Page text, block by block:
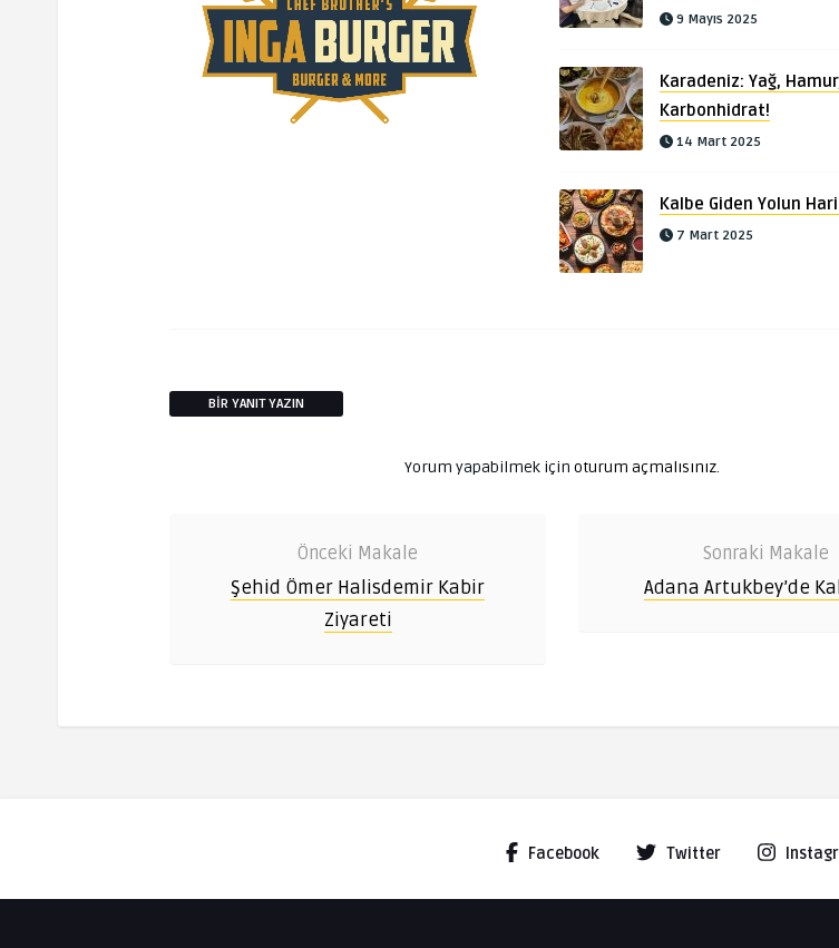
9 Mayıs 2025
Karadeniz: Yağ,
Karbonhidrat!
14 Mart 2025
Kalbe Giden Yolun
7 Mart 2025
BIR YANIT YAZIN
Yorum yapabilmek için oturum açmalısınız.
Önceki Makale
Şehid Ömer Halisdemir Kabir
Ziyareti
Sonraki Makale
Adana Artukbey’de
Facebook Twitter